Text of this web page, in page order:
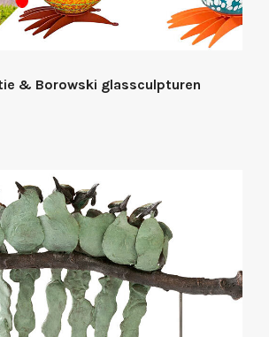
& Borowski glassculpturen